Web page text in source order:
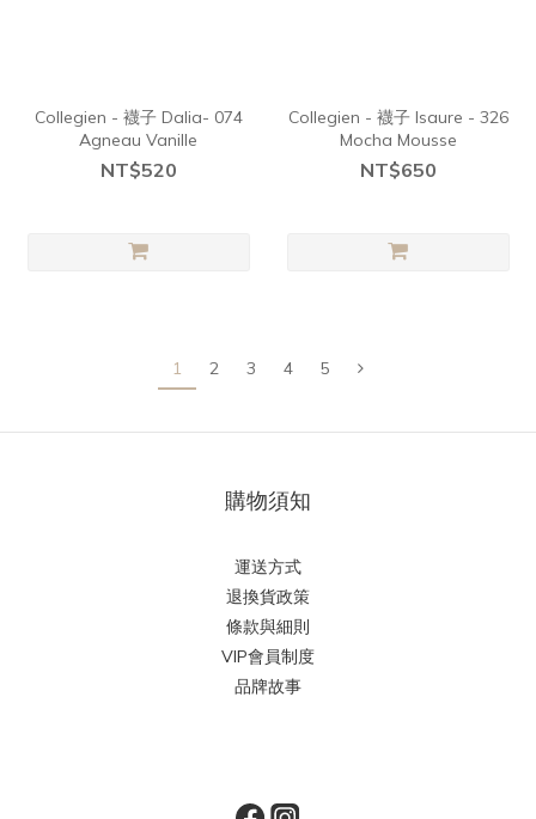
Collegien - 襪子 Dalia- 074
Agneau Vanille
NT$520
Collegien - 襪子 Isaure - 326
Mocha Mousse
NT$650
1 2 3 4 5
購物須知
運送方式
退換貨政策
條款與細則
VIP會員制度
品牌故事